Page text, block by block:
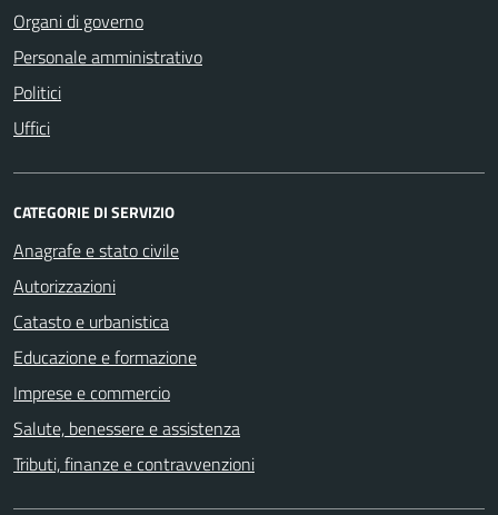
Organi di governo
Personale amministrativo
Politici
Uffici
CATEGORIE DI SERVIZIO
Anagrafe e stato civile
Autorizzazioni
Catasto e urbanistica
Educazione e formazione
Imprese e commercio
Salute, benessere e assistenza
Tributi, finanze e contravvenzioni